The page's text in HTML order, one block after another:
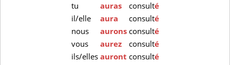
tu
auras consulté
il/elle
aura consulté
nous
aurons consulté
vous
aurez consulté
ils/elles auront consulté